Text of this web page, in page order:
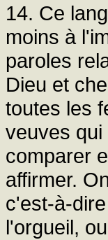
14. Ce
moins à
paroles
Dieu et
toutes les
veuves
comparer
affirmer.
c'est-à-
l'orgueil,